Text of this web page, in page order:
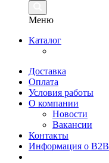
Меню
Каталог
Доставка
Оплата
Условия работы
О компании
Новости
Вакансии
Контакты
Информация о B2B